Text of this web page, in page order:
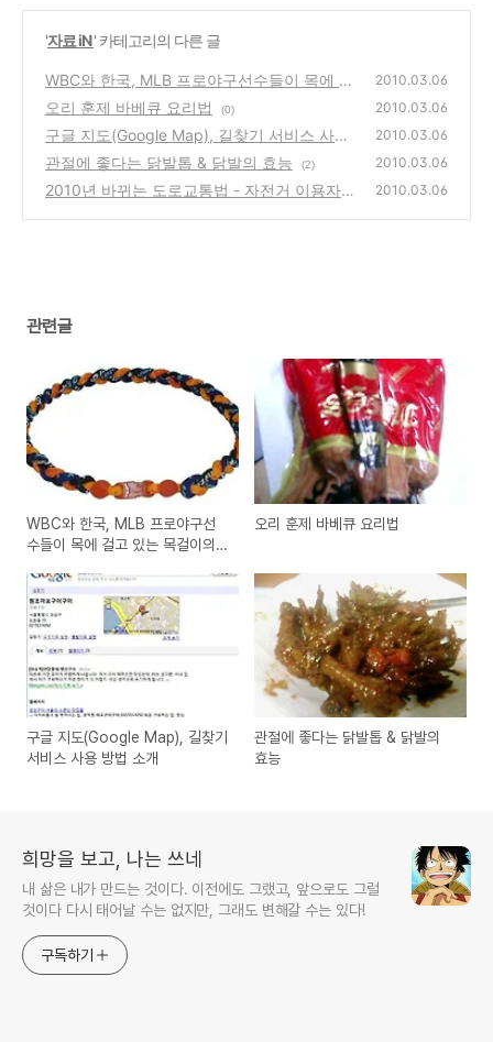
'자료 iN' 카테고리의 다른 글
WBC와 한국, MLB 프로야구선수들이 목에 걸
고 있는 목걸이의 판매처와 기능은?
2010.03.06
오리 훈제 바베큐 요리법 (0) 2010.03.06
구글 지도(Google Map), 길찾기 서비스 사용
방법 소개
(2)
2010.03.06
관절에 좋다는 닭발톱 & 닭발의 효능 (2) 2010.03.06
2010년 바뀌는 도로교통법 - 자전거 이용자의
2010.03.06
관련글
WBC와 한국, MLB 프로야구선
수들이 목에 걸고 있는 목걸이의
오리 훈제 바베큐 요리법
구글 지도(Google Map), 길찾기
서비스 사용 방법 소개
관절에 좋다는 닭발톱 & 닭발의
효능
희망을 보고, 나는 쓰네
내 삶은 내가 만드는 것이다. 이전에도 그랬고, 앞으로도 그럴
것이다 다시 태어날 수는 없지만, 그래도 변해갈 수는 있다!
구독하기